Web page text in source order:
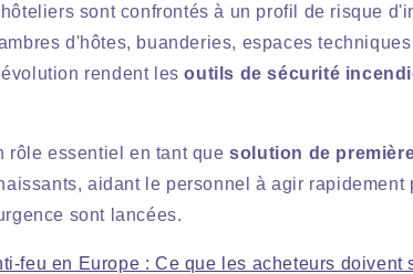
sont confrontés à un profil de risque
d'hôtes, buanderies, espaces techniques
rendent lesoutils de sécurité
rôle essentiel en tant quesolution de
aidant le personnel à agir rapidement
sont lancées.
feu en Europe : Ce que les acheteurs doivent